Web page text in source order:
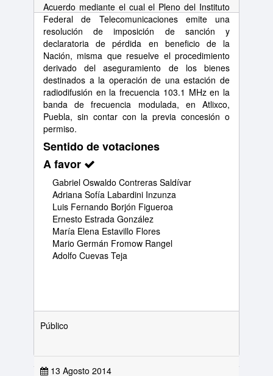
Acuerdo mediante el cual el Pleno del Instituto
Federal de Telecomunicaciones emite una
resolución de imposición de sanción y
declaratoria de pérdida en beneficio de la
Nación, misma que resuelve el procedimiento
derivado del aseguramiento de los bienes
destinados a la operación de una estación de
radiodifusión en la frecuencia 103.1 MHz en la
banda de frecuencia modulada, en Atlixco,
Puebla, sin contar con la previa concesión o
permiso.
Sentido de votaciones
A favor
Gabriel Oswaldo Contreras Saldívar
Adriana Sofía Labardini Inzunza
Luis Fernando Borjón Figueroa
Ernesto Estrada González
María Elena Estavillo Flores
Mario Germán Fromow Rangel
Adolfo Cuevas Teja
Público
13 Agosto 2014